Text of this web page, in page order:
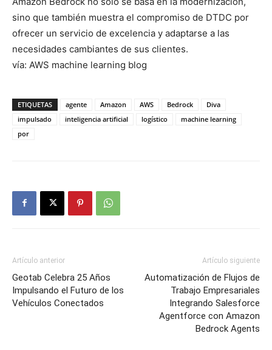
sino que también muestra el compromiso de DTDC por
ofrecer un servicio de excelencia y adaptarse a las
necesidades cambiantes de sus clientes.
vía: AWS machine learning blog
ETIQUETAS agente Amazon AWS Bedrock
Diva
impulsado
inteligencia artificial logístico
machine learning
por
Artículo anterior
Geotab Celebra 25 Años
Impulsando el Futuro de los
Vehículos Conectados
Artículo siguiente
Automatización de Flujos de
Trabajo Empresariales
Integrando Salesforce
Agentforce con Amazon
Bedrock Agents